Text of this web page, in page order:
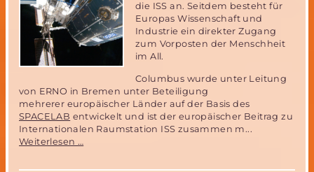
die ISS an. Seitdem besteht für
Europas Wissenschaft und
Industrie ein direkter Zugang
zum Vorposten der Menschheit
im All.
Columbus wurde unter Leitung
von ERNO in Bremen unter Beteiligung
mehrerer europäischer Länder auf der Basis des
SPACELAB entwickelt und ist der europäischer Beitrag zu
Internationalen Raumstation ISS zusammen m...
Weiterlesen …